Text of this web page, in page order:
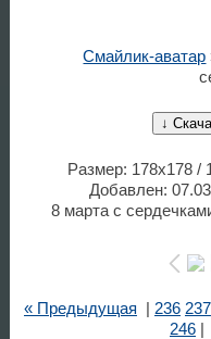
Смайлик-аватар
↓
Размер: 178x178 /
Добавлен:
8 марта с
« Предыдущая 236 237
246|